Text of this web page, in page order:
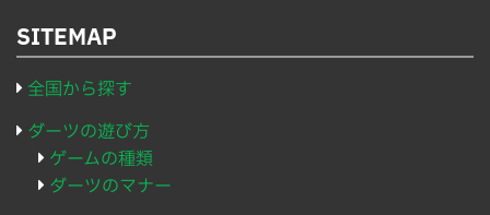
SITEMAP
全国から探す
ダーツの遊び方
ゲームの種類
ダーツのマナー